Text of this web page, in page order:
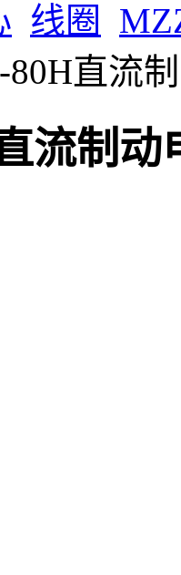
线圈
80H直流
流制动